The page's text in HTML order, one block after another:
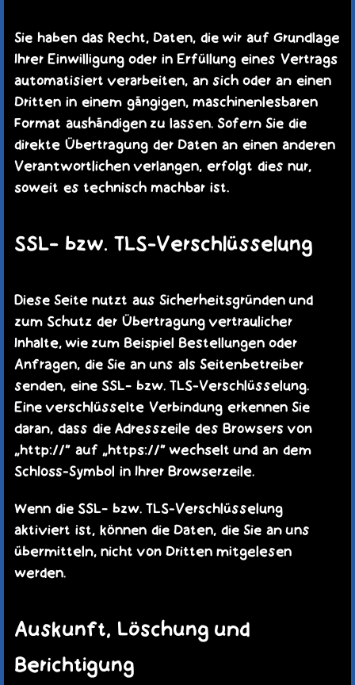
Sie haben das Recht, Daten, die wir auf Grundlage
Ihrer Einwilligung oder in Erfüllung eines Vertrags
automatisiert verarbeiten, an sich oder an einen
Dritten in einem gängigen, maschinenlesbaren
Format aushändigen zu lassen. Sofern Sie die
direkte Übertragung der Daten an einen anderen
Verantwortlichen verlangen, erfolgt dies nur,
soweit es technisch machbar ist.
SSL- bzw. TLS-Verschlüsselung
Diese Seite nutzt aus Sicherheitsgründen und
zum Schutz der Übertragung vertraulicher
Inhalte, wie zum Beispiel Bestellungen oder
Anfragen, die Sie an uns als Seitenbetreiber
senden, eine SSL- bzw. TLS-Verschlüsselung.
Eine verschlüsselte Verbindung erkennen Sie
daran, dass die Adresszeile des Browsers von
„http://“ auf „https://“ wechselt und an dem
Schloss-Symbol in Ihrer Browserzeile.
Wenn die SSL- bzw. TLS-Verschlüsselung
aktiviert ist, können die Daten, die Sie an uns
übermitteln, nicht von Dritten mitgelesen
werden.
Auskunft, Löschung und
Berichtigung